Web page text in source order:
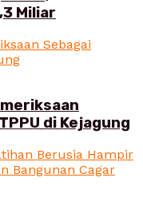
Miliar
di Kejagung